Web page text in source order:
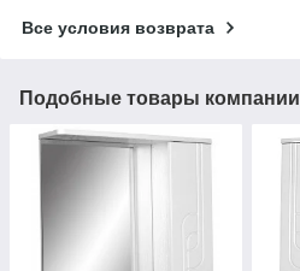
Все условия возврата
Подобные товары компании